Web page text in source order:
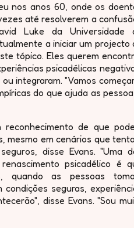
nos anos 60, onde os
até resolverem a
Luke da Universidade
a iniciar um projecto
tópico. Eles querem
psicadélicas
integraram. "Vamos
do que ajuda as
de que
mesmo em cenários que
disse Evans. "Uma
psicadélico é
quando as pessoas
condições seguras,
disse Evans. "Sou